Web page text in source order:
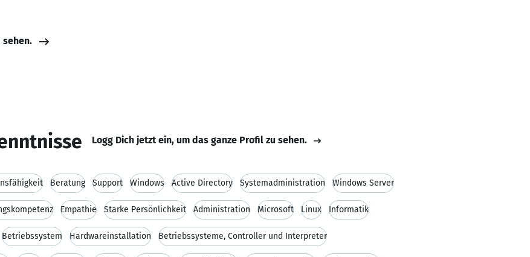
sehen.
Logg Dich jetzt ein, um das ganze Profil zu sehen.
Beratung Support Windows Active Directory Systemadministration Windows Server
Empathie Starke Persönlichkeit Administration Microsoft Linux Informatik
Betriebssystem Hardwareinstallation Betriebssysteme, Controller und Interpreter